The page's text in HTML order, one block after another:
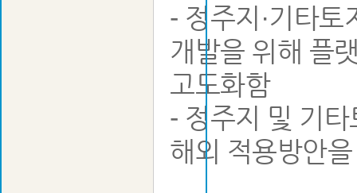
- 정주지·기타토
개발을 위해 플
고도화함
- 정주지 및 기
해외 적용방안